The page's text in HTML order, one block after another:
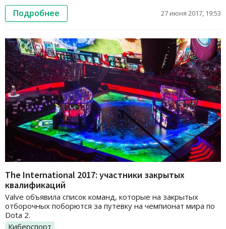
Подробнее 27 июня 2017, 19:53
The International 2017: участники закрытых
квалификаций
Valve объявила список команд, которые на закрытых
отборочных поборются за путевку на чемпионат мира по
Dota 2.
Киберспорт